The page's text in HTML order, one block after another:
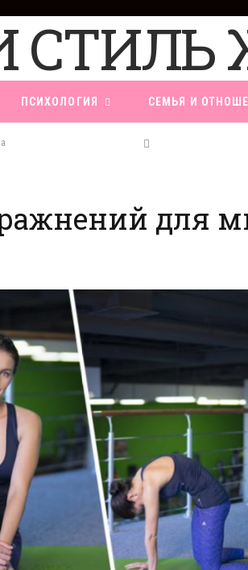
ПСИХОЛОГИЯ СЕМЬЯ И
для